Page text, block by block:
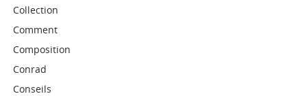
Collection
Comment
Composition
Conrad
Conseils